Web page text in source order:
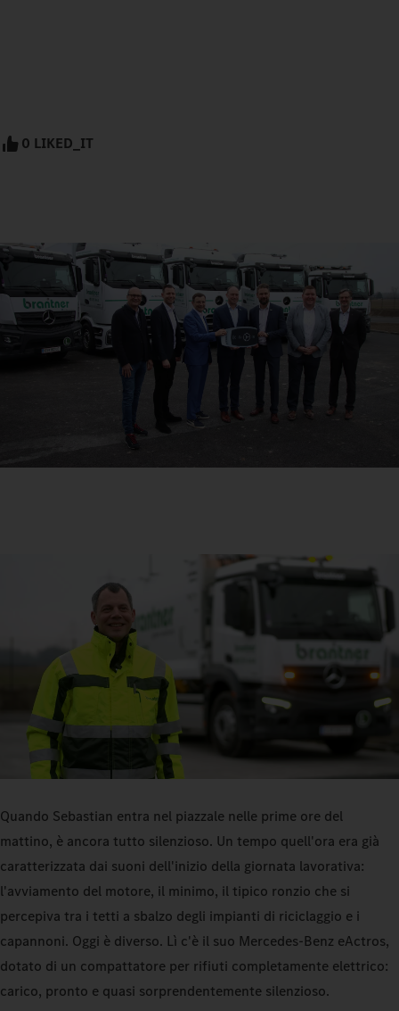
0 LIKED_IT
Quando Sebastian entra nel piazzale nelle prime ore del
mattino, è ancora tutto silenzioso. Un tempo quell'ora era già
caratterizzata dai suoni dell'inizio della giornata lavorativa:
l'avviamento del motore, il minimo, il tipico ronzio che si
percepiva tra i tetti a sbalzo degli impianti di riciclaggio e i
capannoni. Oggi è diverso. Lì c'è il suo Mercedes‑Benz eActros,
dotato di un compattatore per rifiuti completamente elettrico:
carico, pronto e quasi sorprendentemente silenzioso.